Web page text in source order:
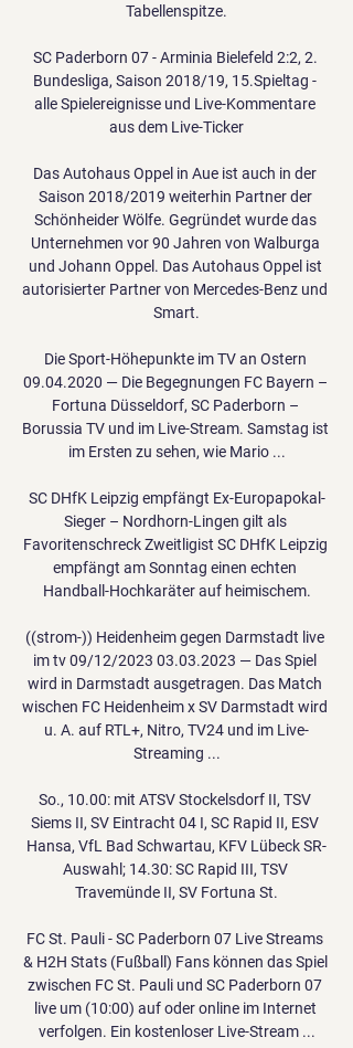
Tabellenspitze.
SC Paderborn 07 - Arminia Bielefeld 2:2, 2.
Bundesliga, Saison 2018/19, 15.Spieltag -
alle Spielereignisse und Live-Kommentare
aus dem Live-Ticker
Das Autohaus Oppel in Aue ist auch in der
Saison 2018/2019 weiterhin Partner der
Schönheider Wölfe. Gegründet wurde das
Unternehmen vor 90 Jahren von Walburga
und Johann Oppel. Das Autohaus Oppel ist
autorisierter Partner von Mercedes-Benz und
Smart.
Die Sport-Höhepunkte im TV an Ostern
09.04.2020 — Die Begegnungen FC Bayern –
Fortuna Düsseldorf, SC Paderborn –
Borussia TV und im Live-Stream. Samstag ist
im Ersten zu sehen, wie Mario ...
SC DHfK Leipzig empfängt Ex-Europapokal-
Sieger – Nordhorn-Lingen gilt als
Favoritenschreck Zweitligist SC DHfK Leipzig
empfängt am Sonntag einen echten
Handball-Hochkaräter auf heimischem.
((strom-)) Heidenheim gegen Darmstadt live
im tv 09/12/2023 03.03.2023 — Das Spiel
wird in Darmstadt ausgetragen. Das Match
wischen FC Heidenheim x SV Darmstadt wird
u. A. auf RTL+, Nitro, TV24 und im Live-
Streaming ...
So., 10.00: mit ATSV Stockelsdorf II, TSV
Siems II, SV Eintracht 04 I, SC Rapid II, ESV
Hansa, VfL Bad Schwartau, KFV Lübeck SR-
Auswahl; 14.30: SC Rapid III, TSV
Travemünde II, SV Fortuna St.
FC St. Pauli - SC Paderborn 07 Live Streams
& H2H Stats (Fußball) Fans können das Spiel
zwischen FC St. Pauli und SC Paderborn 07
live um (10:00) auf oder online im Internet
verfolgen. Ein kostenloser Live-Stream ...